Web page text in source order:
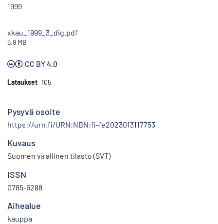
1999
xkau_1999_3_dig.pdf
5.9 MB
CC BY 4.0
Lataukset 105
Pysyvä osoite
https://urn.fi/URN:NBN:fi-fe2023013117753
Kuvaus
Suomen virallinen tilasto (SVT)
ISSN
0785-6288
Aihealue
kauppa